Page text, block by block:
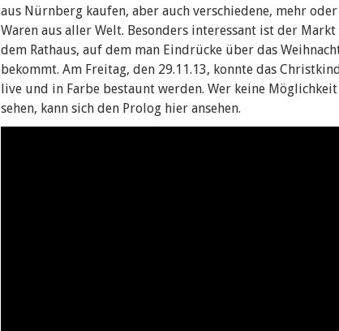
aus Nürnberg kaufen, aber auch verschiedene, mehr
Waren aus aller Welt. Besonders interessant ist der
dem Rathaus, auf dem man Eindrücke über das
bekommt. Am Freitag, den 29.11.13, konnte das
live und in Farbe bestaunt werden. Wer keine
sehen, kann sich den Prolog hier ansehen.